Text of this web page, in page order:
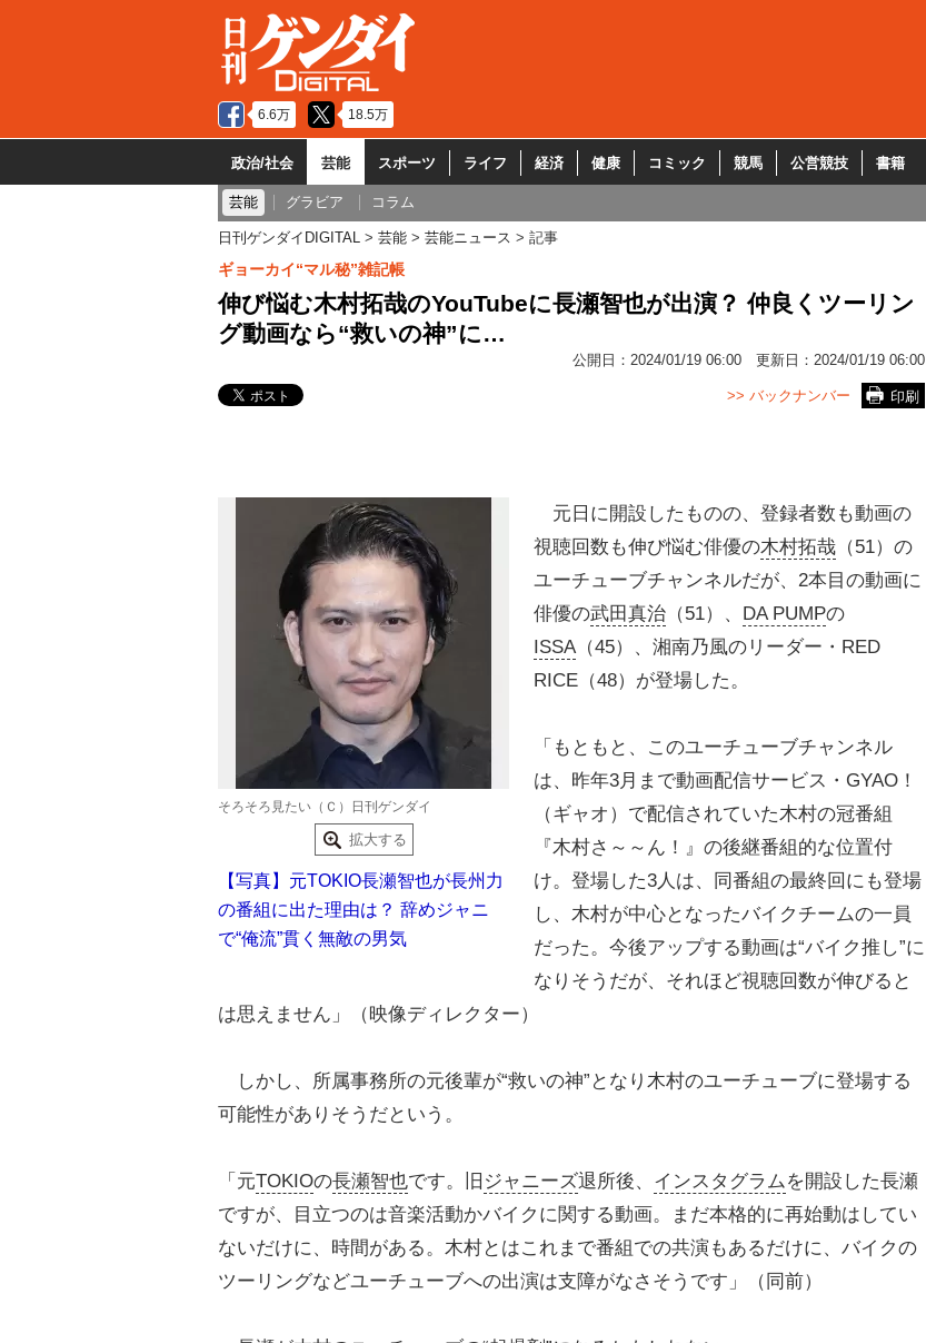
6.6万 18.5万
政治/社会 芸能 スポーツ ライフ 経済 健康 コミック 競馬 公営競技 書籍
芸能 グラビア コラム
日刊ゲンダイDIGITAL 芸能 芸能ニュース 記事
ギョーカイ“マル秘”雑記帳
伸び悩む木村拓哉のYouTubeに長瀬智也が出演？ 仲良くツーリン
グ動画なら“救いの神”に…
公開日： 2024/01/19 06:00 更新日： 2024/01/19 06:00
印刷
>> バックナンバー
そろそろ見たい（Ｃ）日刊ゲンダイ
拡大する
【写真】元TOKIO長瀬智也が長州力
の番組に出た理由は？ 辞めジャニ
で“俺流”貫く無敵の男気
元日に開設したものの、登録者数も動画の
視聴回数も伸び悩む俳優の木村拓哉 （51）の
ユーチューブチャンネルだが、2本目の動画に
俳優の武田真治 （51）、 DA PUMPの
ISSA（45）、湘南乃風のリーダー・RED
RICE（48）が登場した。
「もともと、このユーチューブチャンネル
は、昨年3月まで動画配信サービス・GYAO！
（ギャオ）で配信されていた木村の冠番組
『木村さ～～ん！』の後継番組的な位置付
け。登場した3人は、同番組の最終回にも登場
し、木村が中心となったバイクチームの一員
だった。今後アップする動画は“バイク推し”に
なりそうだが、それほど視聴回数が伸びると
は思えません」（映像ディレクター）
しかし、所属事務所の元後輩が“救いの神”となり木村のユーチューブに登場する
可能性がありそうだという。
「元TOKIOの長瀬智也です。旧 ジャニーズ退所後、 インスタグラムを開設した長瀬
ですが、目立つのは音楽活動かバイクに関する動画。まだ本格的に再始動はしてい
ないだけに、時間がある。木村とはこれまで番組での共演もあるだけに、バイクの
ツーリングなどユーチューブへの出演は支障がなさそうです」（同前）